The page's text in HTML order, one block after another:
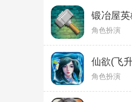
锻冶屋英
素经营)安
1.5.10
角色扮演
仙欲(飞
角色扮演